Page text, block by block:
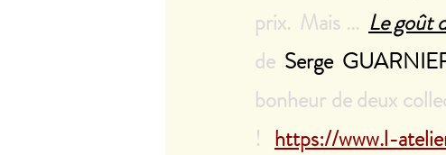
prix.  Mais ... Le goût
de Serge
bonheur de deux
! https://www.l-